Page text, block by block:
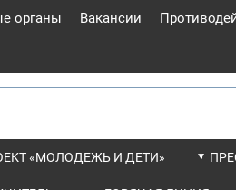
органы Вакансии
«МОЛОДЕЖЬ И ДЕТИ»